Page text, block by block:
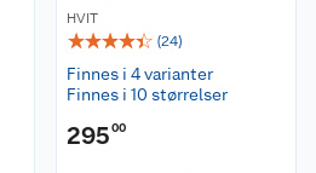
HVIT
☆☆☆☆☆ (24)
Finnes i 4 varianter
Finnes i 10 størrelser
295 00